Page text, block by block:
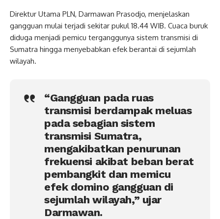
Direktur Utama PLN, Darmawan Prasodjo, menjelaskan
gangguan mulai terjadi sekitar pukul 18.44 WIB. Cuaca buruk
diduga menjadi pemicu terganggunya sistem transmisi di
Sumatra hingga menyebabkan efek berantai di sejumlah
wilayah.
“Gangguan pada ruas
transmisi berdampak meluas
pada sebagian sistem
transmisi Sumatra,
mengakibatkan penurunan
frekuensi akibat beban berat
pembangkit dan memicu
efek domino gangguan di
sejumlah wilayah,” ujar
Darmawan.